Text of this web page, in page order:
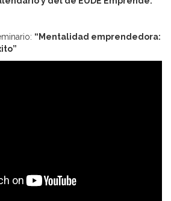
“Mentalidad emprendedora: